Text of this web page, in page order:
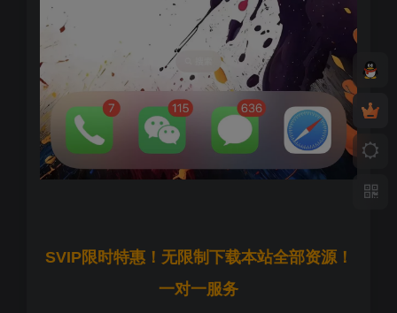
SVIP限时特惠！无限制下载本站全部资源！
一对一服务